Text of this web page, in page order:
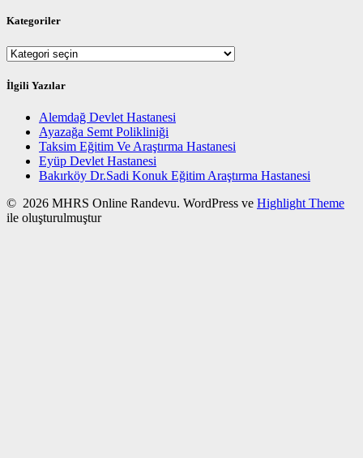
Kategoriler
Kategoriler
İlgili Yazılar
Alemdağ Devlet Hastanesi
Ayazağa Semt Polikliniği
Taksim Eğitim Ve Araştırma Hastanesi
Eyüp Devlet Hastanesi
Bakırköy Dr.Sadi Konuk Eğitim Araştırma Hastanesi
© 2026 MHRS Online Randevu. WordPress ve Highlight Theme
ile oluşturulmuştur